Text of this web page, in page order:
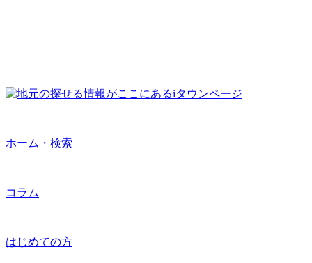
ホーム・検索
コラム
はじめての方